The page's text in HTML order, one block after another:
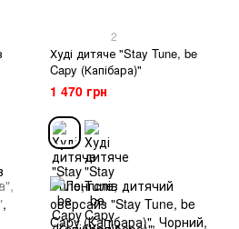
2
Худі дитяче "Stay Tune, be
Capy (Капібара)"
1 470 грн